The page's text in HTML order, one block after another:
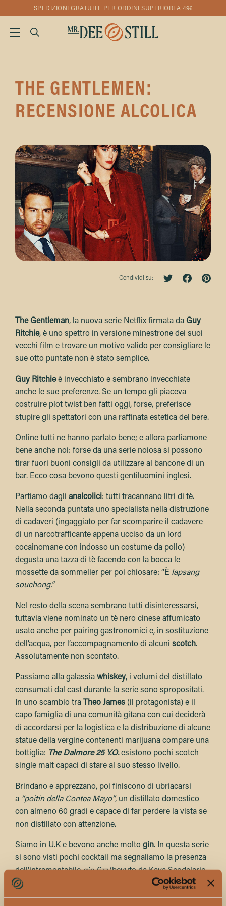
SPEDIZIONI GRATUITE PER ORDINI SUPERIORI A 49€
THE GENTLEMEN:
RECENSIONE ALCOLICA
Condividi su:
The Gentleman, la nuova serie Netflix firmata da Guy
Ritchie, è uno spettro in versione minestrone dei suoi
vecchi film e trovare un motivo valido per consigliare le
sue otto puntate non è stato semplice.
Guy Ritchieè invecchiato e sembrano invecchiate
anche le sue preferenze. Se un tempo gli piaceva
costruire plot twist ben fatti oggi, forse, preferisce
stupire gli spettatori con una raffinata estetica del bere.
Online tutti ne hanno parlato bene; e allora parliamone
bene anche noi: forse da una serie noiosa si possono
tirar fuori buoni consigli da utilizzare al bancone di un
bar. Ecco cosa bevono questi gentiluomini inglesi.
Partiamo dagli analcolici: tutti tracannano litri di tè.
Nella seconda puntata uno specialista nella distruzione
di cadaveri (ingaggiato per far scomparire il cadavere
di un narcotrafficante appena ucciso da un lord
cocainomane con indosso un costume da pollo)
degusta una tazza di tè facendo con la bocca le
mossette da sommelier per poi chiosare: “È lapsang
souchong.”
Nel resto della scena sembrano tutti disinteressarsi,
tuttavia viene nominato un tè nero cinese affumicato
usato anche per pairing gastronomici e, in sostituzione
dell’acqua, per l’accompagnamento di alcuni scotch.
Assolutamente non scontato.
Passiamo alla galassia whiskey, i volumi del distillato
consumati dal cast durante la serie sono spropositati.
In uno scambio tra
Theo James (il protagonista) e il
capo famiglia di una comunità gitana con cui deciderà
di accordarsi per la logistica e la distribuzione di alcune
statue della vergine contenenti marijuana compare una
bottiglia: The Dalmore 25 Y.O.esistono pochi scotch
single malt capaci di stare al suo stesso livello.
Brindano e apprezzano, poi finiscono di ubriacarsi
a “poitin della Contea Mayo”, un distillato domestico
con almeno 60 gradi e capace di far perdere la vista se
non distillato con attenzione.
Siamo in U.K e bevono anche molto gin. In questa serie
si sono visti pochi cocktail ma segnaliamo la presenza
dell’intramontabilegin fizz(bevuto da Kaya Scodelario
mentre discute dell’opportunità di riciclare quindici
milioni di sterline vendendocorn dog). A stupire però è